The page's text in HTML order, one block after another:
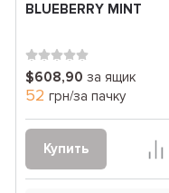
BLUEBERRY MINT
$608,90 за ящик
52 грн/за пачку
Купить